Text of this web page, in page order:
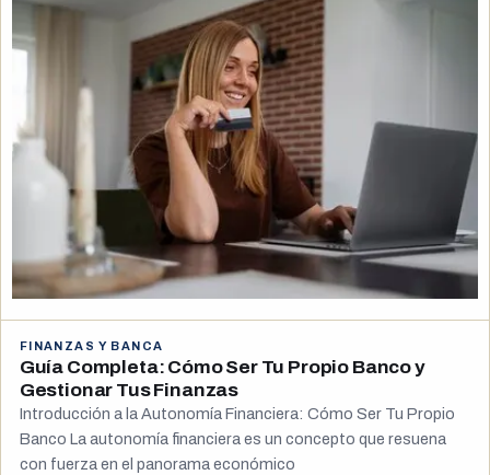
FINANZAS Y BANCA
Guía Completa: Cómo Ser Tu Propio Banco y
Gestionar Tus Finanzas
Introducción a la Autonomía Financiera: Cómo Ser Tu Propio
Banco La autonomía financiera es un concepto que resuena
con fuerza en el panorama económico